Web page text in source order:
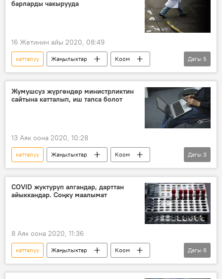
барларды чакырууда
16 Жетинин айы 2020, 08:49
катталуу Жаңылыктар
Коом
Кыргызстан
медик
резерв
арыз
дарыгер
Дагы 5
Жумушсуз жүргөндөр министрликтин
сайтына катталып, иш тапса болот
13 Аяк оона 2020, 10:28
катталуу Жаңылыктар
Коом
Кыргызстан
жумуш
Эмгек, социалдык камсыздоо жана миграция министрлиги
Дагы 3
COVID жуктуруп алгандар, дарттан
айыккандар. Соңку маалымат
8 Аяк оона 2020, 11:36
катталуу Жаңылыктар
Коом
Кыргызстан
коронавирус
Дагы 6